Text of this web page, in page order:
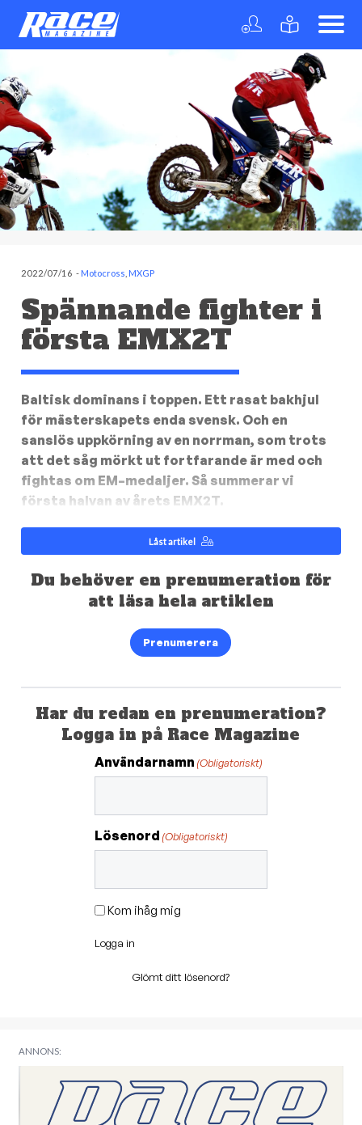
2022/07/16 -Motocross MXGP
Spännande fighter i
första EMX2T
Baltisk dominans i toppen. Ett rasat bakhjul
för mästerskapets enda svensk. Och en
sanslös uppkörning av en norrman, som trots
att det såg mörkt ut fortfarande är med och
fightas om EM–medaljer. Så summerar vi
första halvan av årets EMX2T.
Låst artikel
Du behöver en prenumeration för
att läsa hela artiklen
Prenumerera
Har du redan en prenumeration?
Logga in på Race Magazine
Användarnamn (Obligatoriskt)
Lösenord (Obligatoriskt)
Kom ihåg mig
Logga in
Glömt ditt lösenord?
ANNONS: